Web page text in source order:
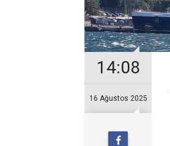
14:08
16 Ağustos 2025